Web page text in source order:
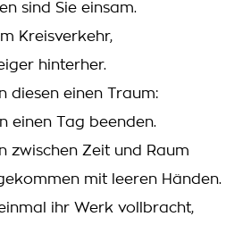
sind Sie einsam.
Kreisverkehr,
hinterher.
diesen einen Traum:
einen Tag beenden.
zwischen Zeit und Raum
mit leeren Händen.
einmal ihr Werk vollbracht,